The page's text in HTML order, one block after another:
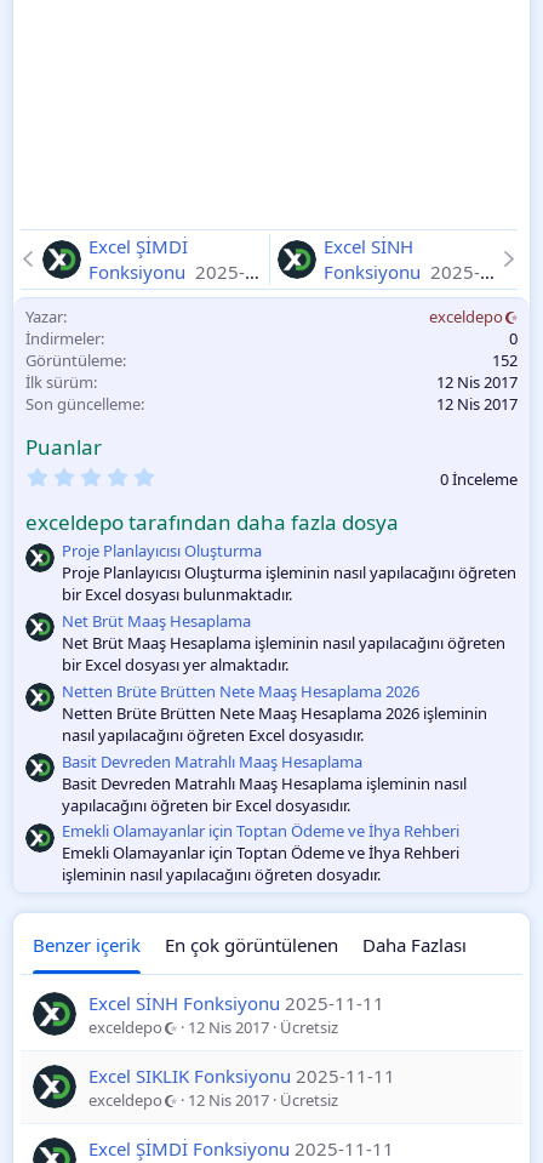
Excel ŞİMDİ
Fonksiyonu 2025-
11-11
Excel SİNH
Fonksiyonu 2025-
11-11
Yazar
exceldepo
İndirmeler
0
Görüntüleme
152
İlk sürüm
12 Nis 2017
Son güncelleme
12 Nis 2017
Puanlar
0
O
y
l
a
m
a
0 İnceleme
exceldepo tarafından daha fazla dosya
Proje Planlayıcısı Oluşturma
Proje Planlayıcısı Oluşturma işleminin nasıl yapılacağını öğreten
bir Excel dosyası bulunmaktadır.
Net Brüt Maaş Hesaplama
Net Brüt Maaş Hesaplama işleminin nasıl yapılacağını öğreten
bir Excel dosyası yer almaktadır.
Netten Brüte Brütten Nete Maaş Hesaplama 2026
Netten Brüte Brütten Nete Maaş Hesaplama 2026 işleminin
nasıl yapılacağını öğreten Excel dosyasıdır.
Basit Devreden Matrahlı Maaş Hesaplama
Basit Devreden Matrahlı Maaş Hesaplama işleminin nasıl
yapılacağını öğreten bir Excel dosyasıdır.
Emekli Olamayanlar için Toptan Ödeme ve İhya Rehberi
Emekli Olamayanlar için Toptan Ödeme ve İhya Rehberi
işleminin nasıl yapılacağını öğreten dosyadır.
Benzer içerik En çok görüntülenen Daha Fazlası
Excel SİNH Fonksiyonu 2025-11-11
exceldepo 12 Nis 2017 Ücretsiz
Excel SIKLIK Fonksiyonu 2025-11-11
exceldepo 12 Nis 2017 Ücretsiz
Excel ŞİMDİ Fonksiyonu 2025-11-11